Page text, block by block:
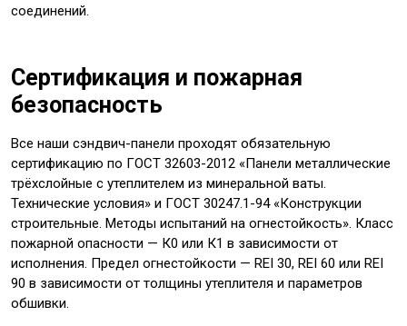
соединений.
Сертификация и пожарная
безопасность
Все наши сэндвич-панели проходят обязательную
сертификацию по ГОСТ 32603-2012 «Панели металлические
трёхслойные с утеплителем из минеральной ваты.
Технические условия» и ГОСТ 30247.1-94 «Конструкции
строительные. Методы испытаний на огнестойкость». Класс
пожарной опасности — К0 или К1 в зависимости от
исполнения. Предел огнестойкости — REI 30, REI 60 или REI
90 в зависимости от толщины утеплителя и параметров
обшивки.